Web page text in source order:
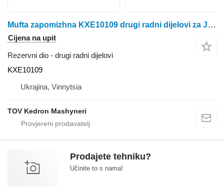
Mufta zapomizhna KXE10109 drugi radni dijelovi za John Deere žetelice za kukuruz
Cijena na upit
Rezervni dio - drugi radni dijelovi
KXE10109
Ukrajina, Vinnytsia
TOV Kedron Mashyneri
Prodajete tehniku?
Učinite to s nama!